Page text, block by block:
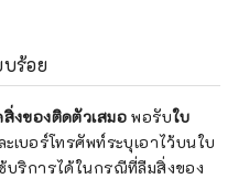
บร้อย
งของติดตัวเสมอพอรับใบ
เบอร์โทรศัพท์ระบุเอาไว้บนใบ
บริการได้ในกรณีที่ลืมสิ่งของ